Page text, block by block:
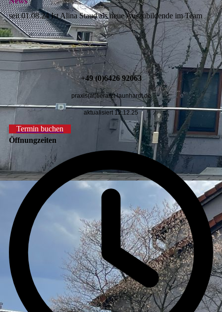
seit 01.08.24 Ist Alina Staud als neue Auszubildende im Team
+49 (0)6426 92063
praxis(at)tierarzt-launhardt.de
aktualisiert 12.12.25
Termin buchen
Öffnungzeiten